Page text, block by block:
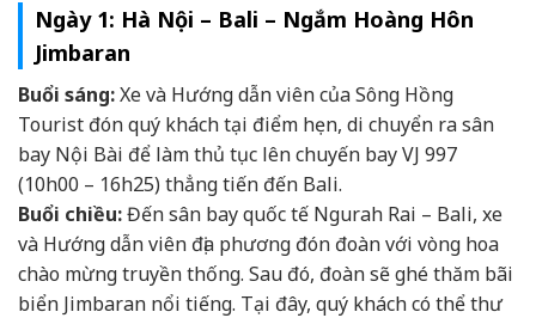
Ngày 1: Hà Nội – Bali – Ngắm Hoàng Hôn
Jimbaran
Buổi sáng:Xe và Hướng dẫn viên của Sông Hồng
Tourist đón quý khách tại điểm hẹn, di chuyển ra sân
bay Nội Bài để làm thủ tục lên chuyến bay VJ 997
(10h00 – 16h25) thẳng tiến đến Bali.
Buổi chiều:Đến sân bay quốc tế Ngurah Rai – Bali, xe
và Hướng dẫn viên địa phương đón đoàn với vòng hoa
chào mừng truyền thống. Sau đó, đoàn sẽ ghé thăm bãi
biển Jimbaran nổi tiếng. Tại đây, quý khách có thể thư